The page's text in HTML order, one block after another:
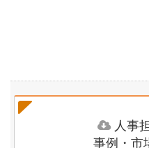
人事
事例・市